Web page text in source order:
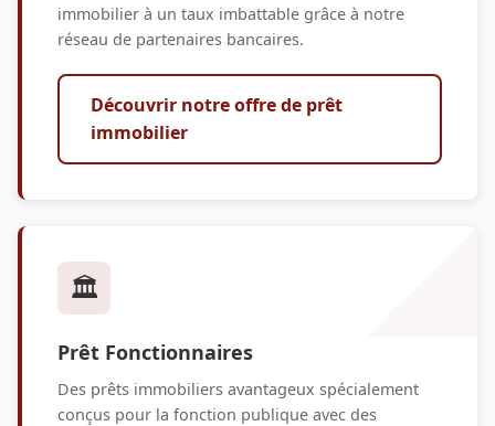
immobilier à un taux imbattable grâce à notre
réseau de partenaires bancaires.
Découvrir notre offre de prêt
immobilier
🏛️
Prêt Fonctionnaires
Des prêts immobiliers avantageux spécialement
conçus pour la fonction publique avec des